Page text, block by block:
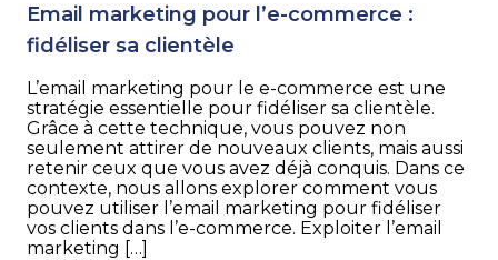
Email marketing pour l’e-commerce :
fidéliser sa clientèle
L’email marketing pour le e-commerce est une
stratégie essentielle pour fidéliser sa clientèle.
Grâce à cette technique, vous pouvez non
seulement attirer de nouveaux clients, mais aussi
retenir ceux que vous avez déjà conquis. Dans ce
contexte, nous allons explorer comment vous
pouvez utiliser l’email marketing pour fidéliser
vos clients dans l’e-commerce. Exploiter l’email
marketing […]